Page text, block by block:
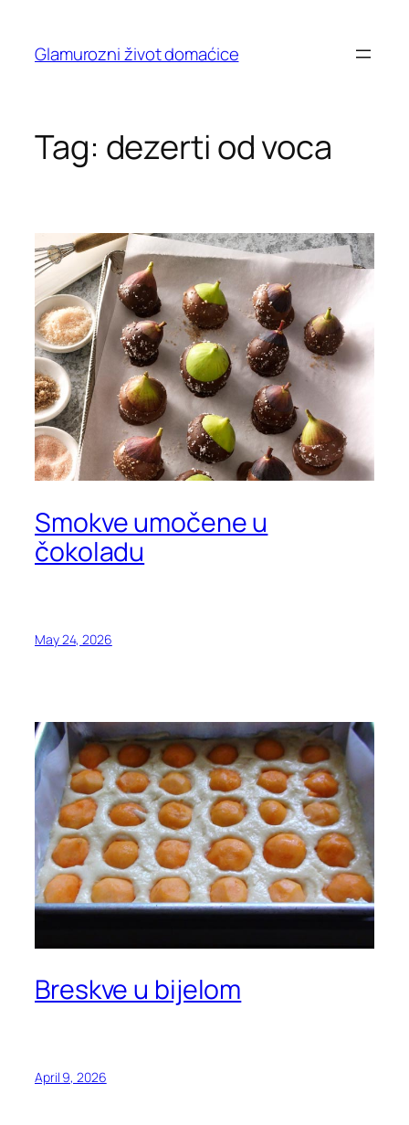
content
Glamurozni život domaćice
Tag: dezerti od voca
Smokve umočene u
čokoladu
May 24, 2026
Breskve u bijelom
April 9, 2026